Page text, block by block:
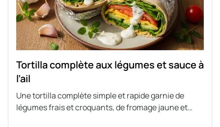
Tortilla complète aux légumes et sauce à
l’ail
Une tortilla complète simple et rapide garnie de
légumes frais et croquants, de fromage jaune et